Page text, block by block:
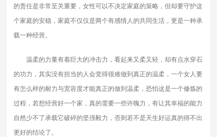
的责任是非常至关重要，女性可以不决定家庭的策略，但却要守护这
个家庭的安稳，家庭不仅仅是两个有感情人的共同生活，更是一种承
载一种经营。
温柔的力量有着巨大的冲击力，看起来又柔又轻，却有点水穿石
的功力，其实没有担当的人会觉得很难做到真正的温柔，一个女人要
有怎么样的耐力与宽容度才能真正的做到温柔，恐怕这是一个修炼的
过程，若想经营好一个家，真的需要一些许魄力，有让其幸福的能力
自然少不了承载它破碎的坚强毅力，否则若不是天生好运真的得不出
更好的结论了。